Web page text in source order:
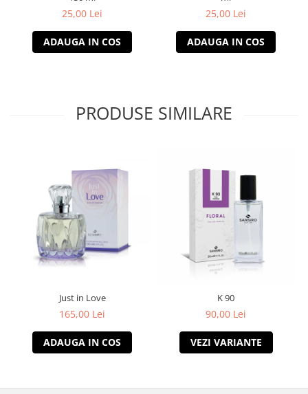
25,00 Lei
ADAUGA IN COS
25,00 Lei
ADAUGA IN COS
PRODUSE SIMILARE
Just in Love
165,00 Lei
ADAUGA IN COS
K 90
90,00 Lei
VEZI VARIANTE